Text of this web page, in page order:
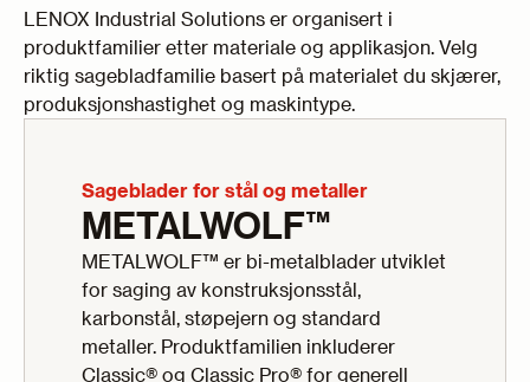
LENOX Industrial Solutions er organisert i
produktfamilier etter materiale og applikasjon. Velg
riktig sagebladfamilie basert på materialet du skjærer,
produksjonshastighet og maskintype.
Sageblader for stål og metaller
METALWOLF™
METALWOLF™ er bi-metalblader utviklet
for saging av konstruksjonsstål,
karbonstål, støpejern og standard
metaller. Produktfamilien inkluderer
Classic® og Classic Pro® for generell